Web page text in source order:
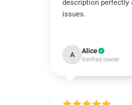
description perfectly
issues.
A Alice
Verified owner